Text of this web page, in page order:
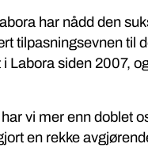
har nådd den
tilpasningsevnen til
siden 2007,
vi mer enn doblet
en rekke